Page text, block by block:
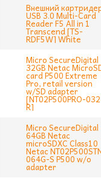
Внешний
USB 3.0 Multi-Card
Reader F5 All in 1
Transcend [TS-
RDF5W] White
Micro SecureDigital
32GB Netac
card P500 Extreme
Pro, retail version
w/SD adapter
[NT02P500PRO-
R]
Micro SecureDigital
64GB Netac
microSDXC Class10
Netac
064G-S P500 w/o
adapter